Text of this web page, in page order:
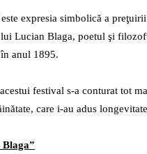
expresia simbolică a
Lucian Blaga, poetul şi
anul 1895.
festival s-a conturat tot
care i-au adus